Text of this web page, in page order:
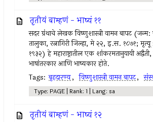
तृतीयं बाम्हणं - भाष्यं ११
सदर ग्रंथाचे लेखक विष्णुशास्त्री वामन बापट
तालुका, रत्नागिरी जिल्हा, मे २२, इ.स. १८७१;
१९३२) हे महाराष्ट्रातील एक शांकरमतानुयायी
भाषांतरकार आणि भाष्यकार होते.
Tags: बृहदारण्य, विष्णुशास्त्री वामन बापट,
Type: PAGE | Rank: 1 | Lang: sa
तृतीयं बाम्हणं - भाष्यं १२